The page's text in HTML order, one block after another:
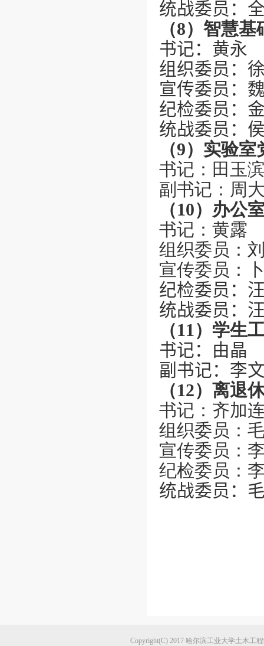
统战委员：
（8）智慧基
书记： 黄永
组织委员：
宣传委员：
纪检委员：
统战委员：
（9）实验室
书记：田玉
副书记：周
（10）办公
书记：黄露
组织委员：
宣传委员：
纪检委员：
统战委员：
（11）学生
书记： 由晶
副书记：李
（12）离退
书记：齐加
组织委员：
宣传委员：
纪检委员：
统战委员：
Copyright(C) 2017 哈尔滨工业大学土木